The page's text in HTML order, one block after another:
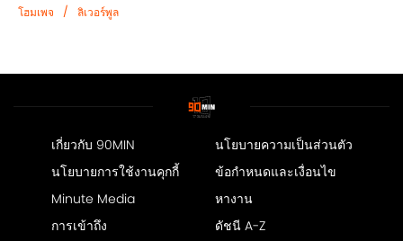
โฮมเพจ / ลิเวอร์พูล
เกี่ยวกับ 90MIN
นโยบายความเป็นส่วนตัว
นโยบายการใช้งานคุกกี้
ข้อกำหนดและเงื่อนไข
Minute Media
หางาน
การเข้าถึง
ดัชนี A-Z